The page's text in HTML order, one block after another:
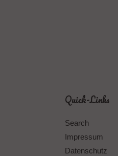
Quick-Links
Search
Impressum
Datenschutz